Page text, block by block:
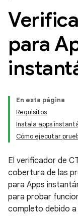
para
En esta página
Requisitos
Instala apps
Cómo ejecutar
El verificador de
cobertura de las
para Apps
para probar
completo debido a